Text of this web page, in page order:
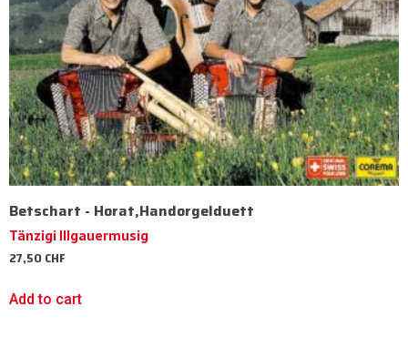
Betschart - Horat,Handorgelduett
Tänzigi Illgauermusig
27,50CHF
Add to cart